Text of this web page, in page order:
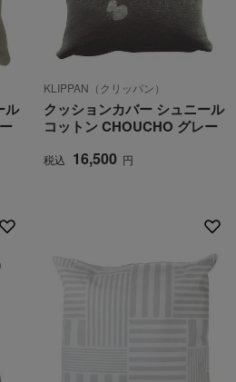
ル
KLIPPAN（クリッパン）
クッションカバー シュニール
コットン CHOUCHO グレー
税込 16,500 円